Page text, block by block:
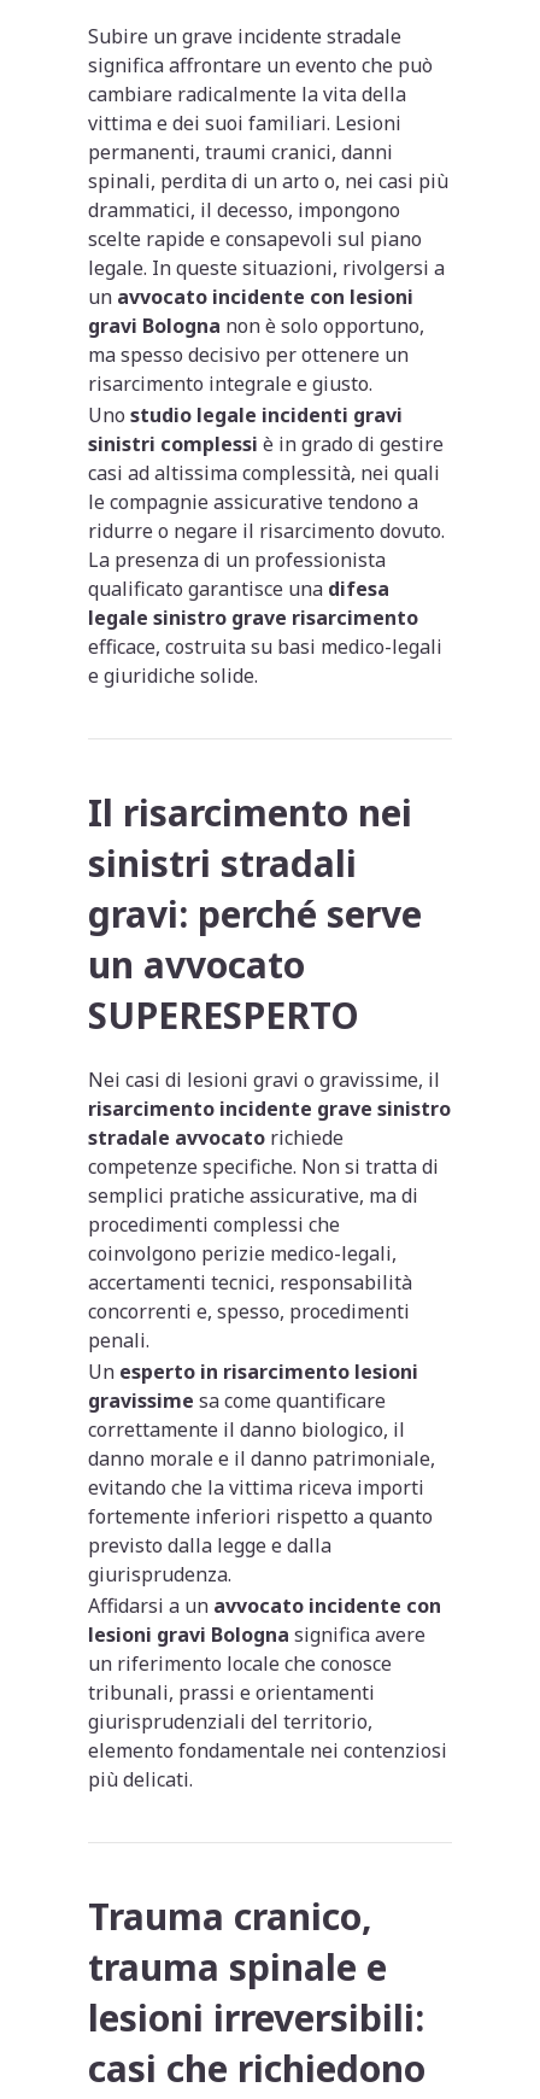
Subire un grave incidente stradale
significa affrontare un evento che può
cambiare radicalmente la vita della
vittima e dei suoi familiari. Lesioni
permanenti, traumi cranici, danni
spinali, perdita di un arto o, nei casi più
drammatici, il decesso, impongono
scelte rapide e consapevoli sul piano
legale. In queste situazioni, rivolgersi a
un avvocato incidente con lesioni
gravi Bologna non è solo opportuno,
ma spesso decisivo per ottenere un
risarcimento integrale e giusto.
Unostudio legale incidenti gravi
sinistri complessi è in grado di gestire
casi ad altissima complessità, nei quali
le compagnie assicurative tendono a
ridurre o negare il risarcimento dovuto.
La presenza di un professionista
qualificato garantisce una difesa
legale sinistro grave risarcimento
efficace, costruita su basi medico-legali
e giuridiche solide.
Il risarcimento nei
sinistri stradali
gravi: perché serve
un avvocato
SUPERESPERTO
Nei casi di lesioni gravi o gravissime, il
risarcimento incidente grave sinistro
stradale avvocato richiede
competenze specifiche. Non si tratta di
semplici pratiche assicurative, ma di
procedimenti complessi che
coinvolgono perizie medico-legali,
accertamenti tecnici, responsabilità
concorrenti e, spesso, procedimenti
penali.
Un esperto in risarcimento lesioni
gravissime sa come quantificare
correttamente il danno biologico, il
danno morale e il danno patrimoniale,
evitando che la vittima riceva importi
fortemente inferiori rispetto a quanto
previsto dalla legge e dalla
giurisprudenza.
Affidarsi a un avvocato incidente con
lesioni gravi Bologna significa avere
un riferimento locale che conosce
tribunali, prassi e orientamenti
giurisprudenziali del territorio,
elemento fondamentale nei contenziosi
più delicati.
Trauma cranico,
trauma spinale e
lesioni irreversibili:
casi che richiedono